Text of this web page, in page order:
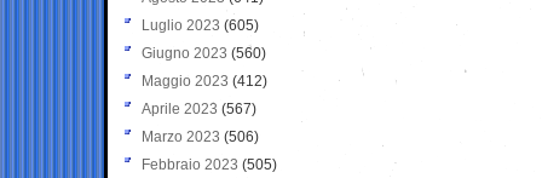
Luglio 2023 (605)
Giugno 2023 (560)
Maggio 2023 (412)
Aprile 2023 (567)
Marzo 2023 (506)
Febbraio 2023 (505)